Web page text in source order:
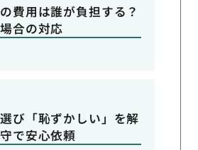
費用は誰が負担する？
合の対応
び「恥ずかしい」を解
で安心依頼